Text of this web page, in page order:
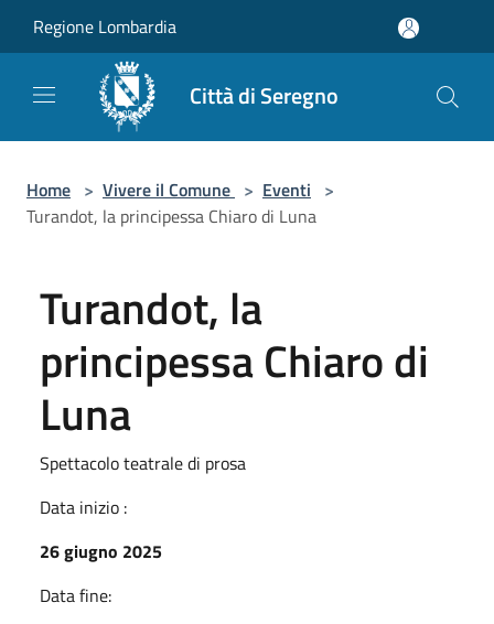
Regione Lombardia
Città di Seregno
Home > Vivere il Comune > Eventi >
Turandot, la principessa Chiaro di Luna
Turandot, la
principessa Chiaro di
Luna
Spettacolo teatrale di prosa
Data inizio :
26 giugno 2025
Data fine: